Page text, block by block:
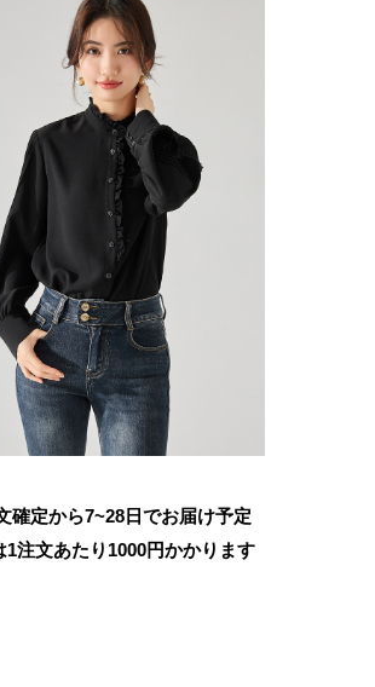
確定から7~28日でお届け予定
1注文あたり 1000円かかります